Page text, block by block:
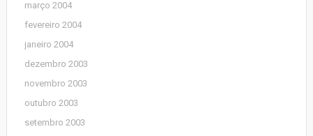
março 2004
fevereiro 2004
janeiro 2004
dezembro 2003
novembro 2003
outubro 2003
setembro 2003